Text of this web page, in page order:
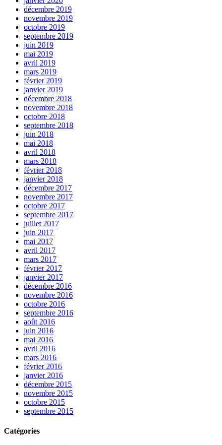
décembre 2019
novembre 2019
octobre 2019
septembre 2019
juin 2019
mai 2019
avril 2019
mars 2019
février 2019
janvier 2019
décembre 2018
novembre 2018
octobre 2018
septembre 2018
juin 2018
mai 2018
avril 2018
mars 2018
février 2018
janvier 2018
décembre 2017
novembre 2017
octobre 2017
septembre 2017
juillet 2017
juin 2017
mai 2017
avril 2017
mars 2017
février 2017
janvier 2017
décembre 2016
novembre 2016
octobre 2016
septembre 2016
août 2016
juin 2016
mai 2016
avril 2016
mars 2016
février 2016
janvier 2016
décembre 2015
novembre 2015
octobre 2015
septembre 2015
Catégories